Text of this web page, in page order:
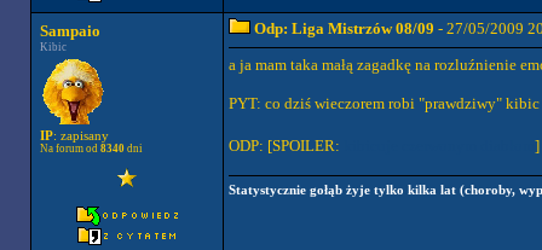
Sampaio
Kibic
IP: zapisany
Na forum od 8340dni
Odp: Liga Mistrzów 08/09 - 27/05/2009
a ja mam taka małą zagadkę na rozluźnienie
PYT: co dziś wieczorem robi "prawdziwy" kibic
ODP: [SPOILER: ]
Statystycznie gołąb żyje tylko kilka lat (choroby,